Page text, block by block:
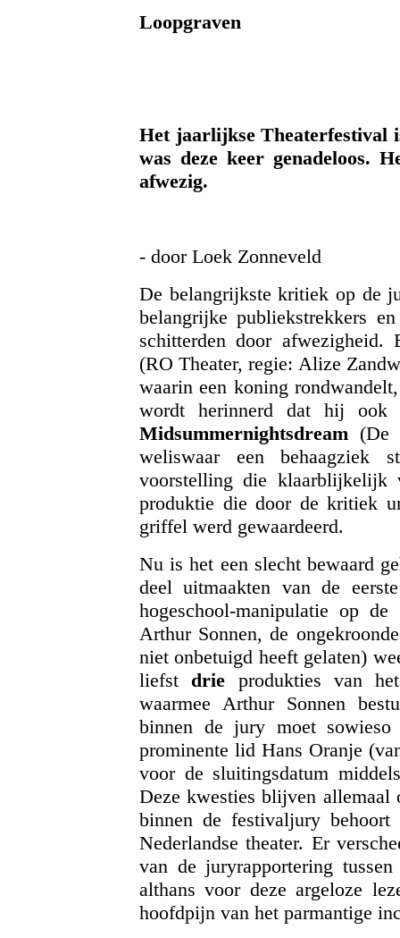
Loopgraven
Het jaarlijkse Theaterfestival
was deze keer genadeloos.
afwezig.
- door Loek Zonneveld
De belangrijkste kritiek op de
belangrijke publiekstrekkers
schitterden door
(RO Theater, regie: Alize
waarin een koning
wordt herinnerd dat hij ook
Midsummernightsdream (De
weliswaar een behaagziek
voorstelling die klaarblijkelijk
produktie die door de kritiek
griffel werd gewaardeerd.
Nu is het een slecht bewaard
deel uitmaakten van de
hogeschool-manipulatie op
Arthur Sonnen, de
niet onbetuigd heeft gelaten)
liefst drie produkties van
waarmee Arthur Sonnen
binnen de jury moet sowieso
prominente lid Hans Oranje
voor de sluitingsdatum
Deze kwesties blijven allemaal
binnen de festivaljury
Nederlandse theater. Er
van de juryrapportering
althans voor deze argeloze
hoofdpijn van het parmantige